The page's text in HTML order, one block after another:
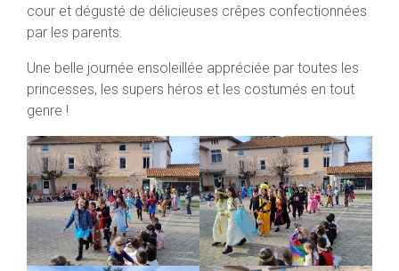
cour et dégusté de délicieuses crêpes confectionnées
par les parents.
Une belle journée ensoleillée appréciée par toutes les
princesses, les supers héros et les costumés en tout
genre !